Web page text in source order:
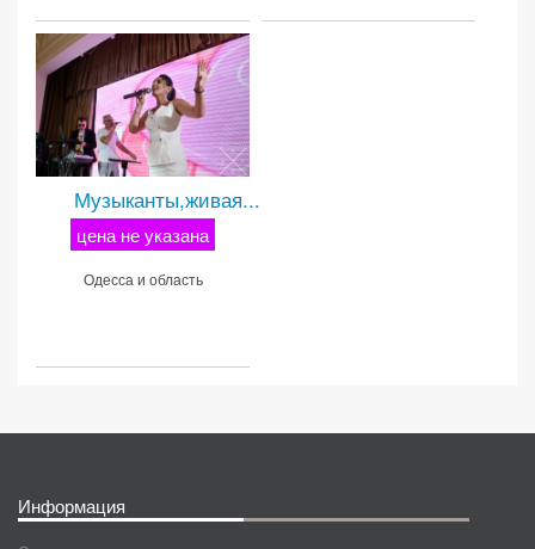
Музыканты,живая...
цена не указана
Одесса и область
Информация